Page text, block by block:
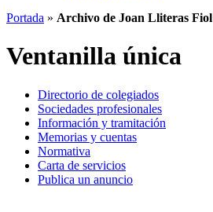
Portada » Archivo de Joan Lliteras Fiol
Ventanilla única
Directorio de colegiados
Sociedades profesionales
Información y tramitación
Memorias y cuentas
Normativa
Carta de servicios
Publica un anuncio